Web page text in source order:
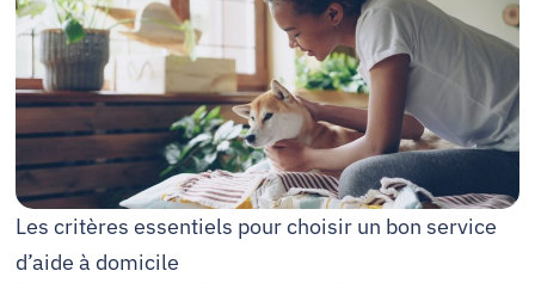
Les critères essentiels pour choisir un bon service
d’aide à domicile